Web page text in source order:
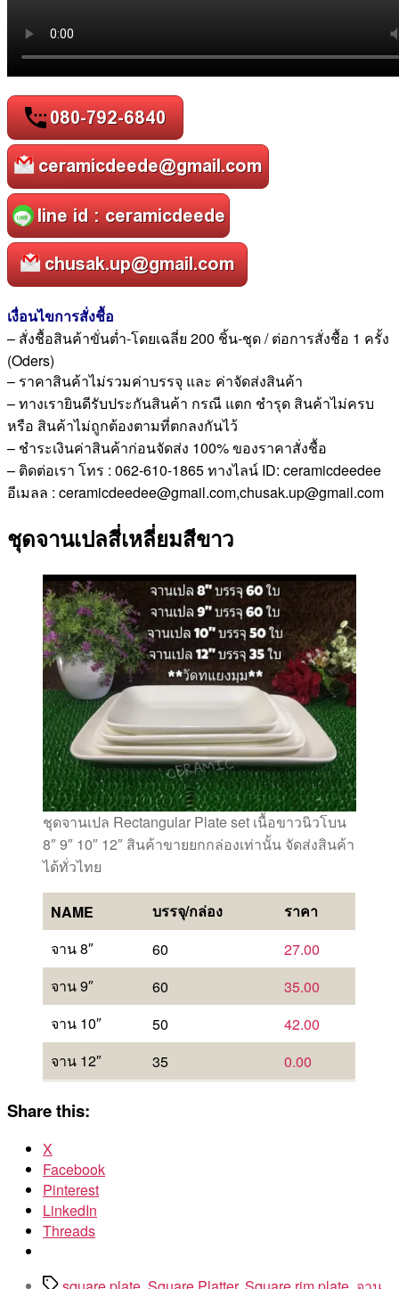
เงื่อนไขการสั่งชื้อ
– สั่งชื้อสินค้าขั่นต่ำ-โดยเฉลี่ย 200 ชิ้น-ชุด / ต่อการสั่งชื้อ 1 ครั้ง
(Oders)
– ราคาสินค้าไม่รวมค่าบรรจุ และ ค่าจัดส่งสินค้า
– ทางเรายินดีรับประกันสินค้า กรณี แตก ชำรุด สินค้าไม่ครบ
หรือ สินค้าไม่ถูกต้องตามที่ตกลงกันไว้
– ชำระเงินค่าสินค้าก่อนจัดส่ง 100% ของราคาสั่งชื้อ
– ติดต่อเรา โทร : 062-610-1865 ทางไลน์ ID: ceramicdeedee
อีเมลล : ceramicdeedee@gmail.com,chusak.up@gmail.com
ชุดจานเปลสี่เหลี่ยมสีขาว
ชุดจานเปล Rectangular Plate set เนื้อขาวนิวโบน
8″ 9″ 10″ 12″ สินค้าขายยกกล่องเท่านั้น จัดส่งสินค้า
ได้ทั่วไทย
NAME บรรจุ/กล่อง
ราคา
จาน 8″
60
27.00
จาน 9″
60
35.00
จาน 10″
50
42.00
จาน 12″
35 0.00
Share this:
X
Facebook
Pinterest
LinkedIn
Threads